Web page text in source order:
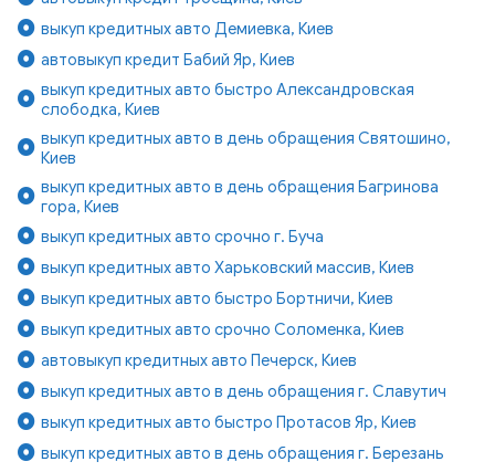
выкуп кредитных авто Демиевка, Киев
автовыкуп кредит Бабий Яр, Киев
выкуп кредитных авто быстро Александровская
слободка, Киев
выкуп кредитных авто в день обращения Святошино,
Киев
выкуп кредитных авто в день обращения Багринова
гора, Киев
выкуп кредитных авто срочно г. Буча
выкуп кредитных авто Харьковский массив, Киев
выкуп кредитных авто быстро Бортничи, Киев
выкуп кредитных авто срочно Соломенка, Киев
автовыкуп кредитных авто Печерск, Киев
выкуп кредитных авто в день обращения г. Славутич
выкуп кредитных авто быстро Протасов Яр, Киев
выкуп кредитных авто в день обращения г. Березань